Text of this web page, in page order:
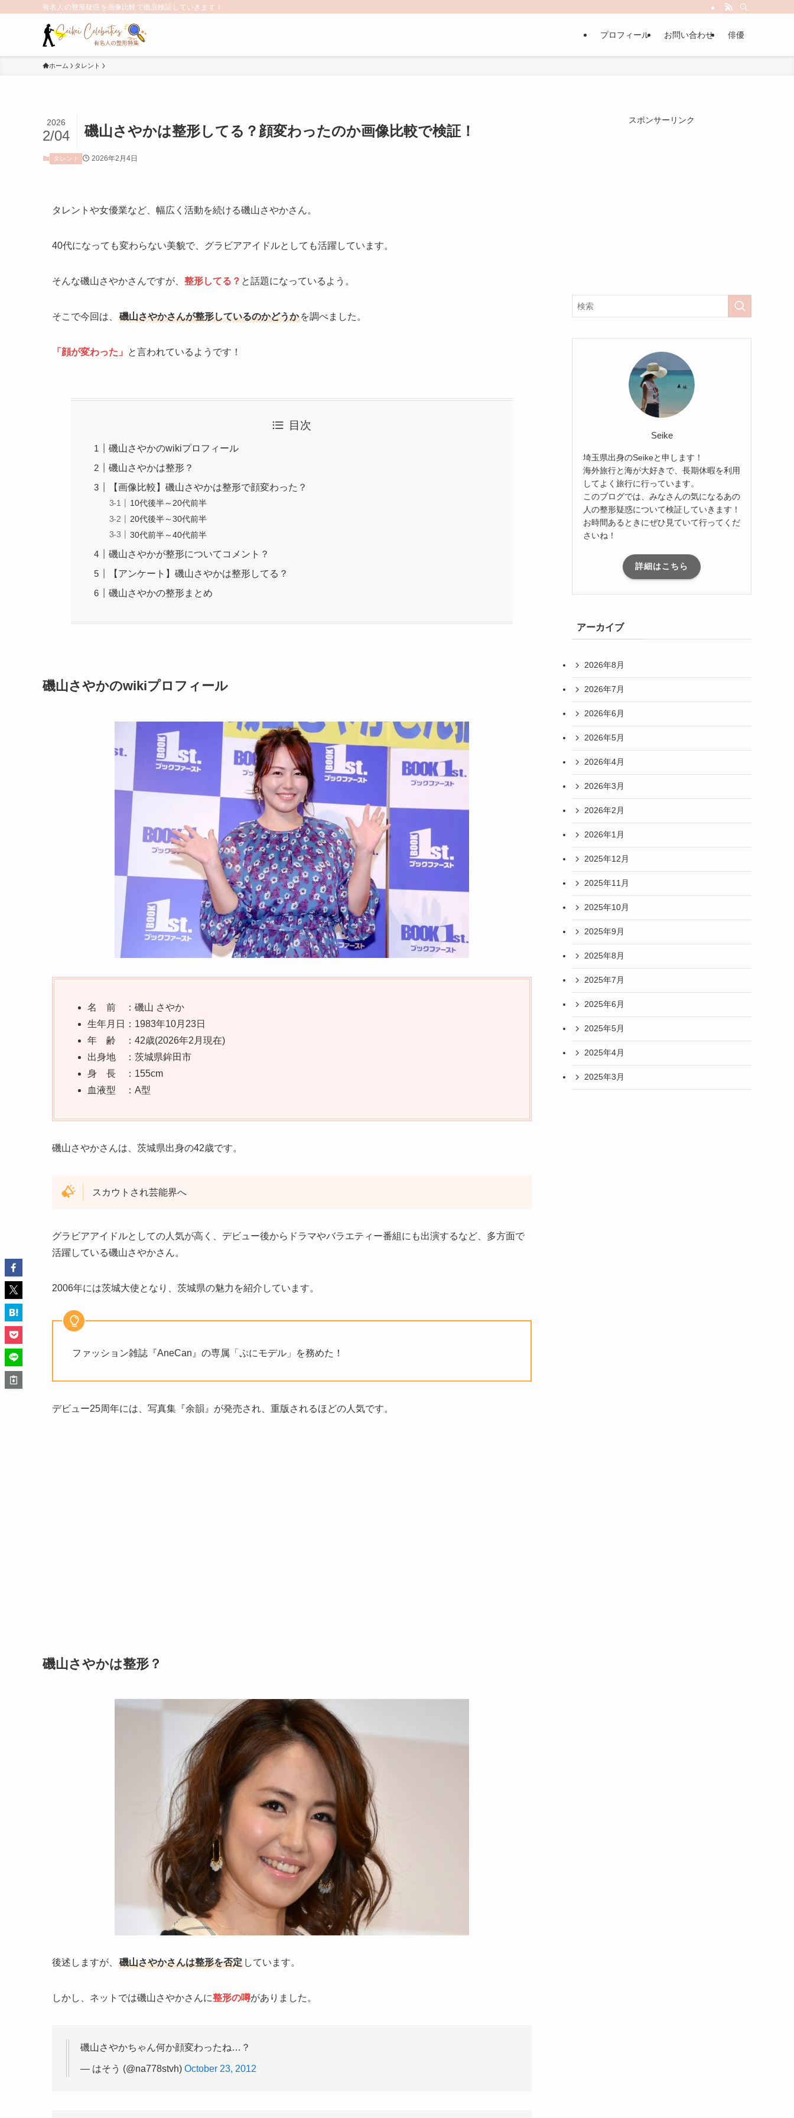
有名人の整形疑惑を画像比較で徹底検証していきます！
プロフィール お問い合わせ 俳優
ホーム タレント
磯山さやかは整形してる？顔変わったのか画像比較で検証！
2026
2/04
タレント 2026年2月4日
タレントや女優業など、幅広く活動を続ける磯山さやかさん。
40代になっても変わらない美貌で、グラビアアイドルとしても活躍しています。
そんな磯山さやかさんですが、 整形してる？ と話題になっているよう。
そこで今回は、 磯山さやかさんが整形しているのかどうか を調べました。
「顔が変わった」 と言われているようです！
目次
磯山さやかのwikiプロフィール
磯山さやかは整形？
【画像比較】磯山さやかは整形で顔変わった？
10代後半～20代前半
20代後半～30代前半
30代前半～40代前半
磯山さやかが整形についてコメント？
【アンケート】磯山さやかは整形してる？
磯山さやかの整形まとめ
磯山さやかのwikiプロフィール
名 前 ：磯山 さやか
生年月日：1983年10月23日
年 齢 ：42歳(2026年2月現在)
出身地 ：茨城県鉾田市
身 長 ：155cm
血液型 ：A型
磯山さやかさんは、茨城県出身の42歳です。
スカウトされ芸能界へ
グラビアアイドルとしての人気が高く、デビュー後からドラマやバラエティー番組にも出演するなど、多方面で
活躍している磯山さやかさん。
2006年には茨城大使となり、茨城県の魅力を紹介しています。
ファッション雑誌『AneCan』の専属「ぷにモデル」を務めた！
デビュー25周年には、写真集『余韻』が発売され、重版されるほどの人気です。
磯山さやかは整形？
後述しますが、 磯山さやかさんは整形を否定 しています。
しかし、ネットでは磯山さやかさんに整形の噂がありました。
磯山さやかちゃん何か顔変わったね…？
— はそう (@na778stvh) October 23, 2012
スポンサーリンク
Seike
埼玉県出身のSeikeと申します！
海外旅行と海が大好きで、長期休暇を利用
してよく旅行に行っています。
このブログでは、みなさんの気になるあの
人の整形疑惑について検証していきます！
お時間あるときにぜひ見ていて行ってくだ
さいね！
詳細はこちら
アーカイブ
2026年8月
2026年7月
2026年6月
2026年5月
2026年4月
2026年3月
2026年2月
2026年1月
2025年12月
2025年11月
2025年10月
2025年9月
2025年8月
2025年7月
2025年6月
2025年5月
2025年4月
2025年3月